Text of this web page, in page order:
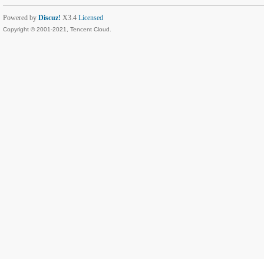
Powered by Discuz! X3.4 Licensed
Copyright © 2001-2021, Tencent Cloud.